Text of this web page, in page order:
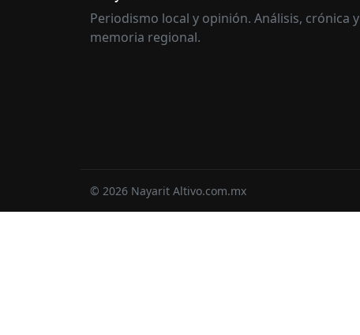
Periodismo local y opinión. Análisis, crónica y
memoria regional.
© 2026 Nayarit Altivo.com.mx